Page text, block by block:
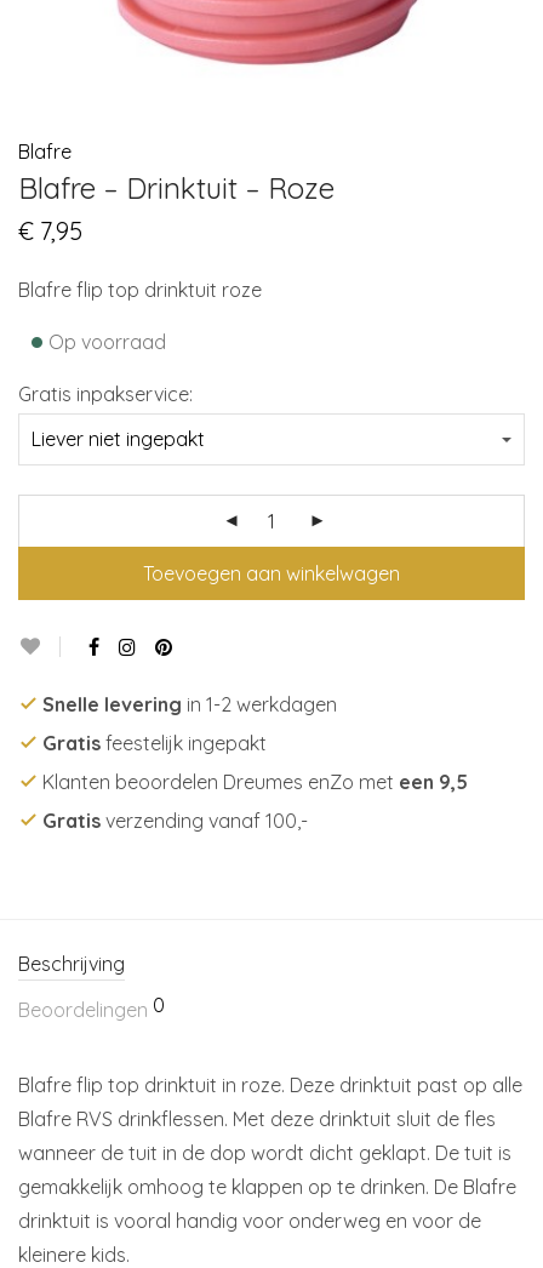
Blafre
Blafre – Drinktuit – Roze
€ 7,95
Blafre flip top drinktuit roze
• Op voorraad
Gratis inpakservice:
Toevoegen aan winkelwagen
Snelle levering in 1-2 werkdagen
Gratis feestelijk ingepakt
Klanten beoordelen Dreumes enZo met een 9,5
Gratis verzending vanaf 100,-
Beschrijving
Beoordelingen 0
Blafre flip top drinktuit in roze. Deze drinktuit past op alle
Blafre RVS drinkflessen. Met deze drinktuit sluit de fles
wanneer de tuit in de dop wordt dicht geklapt. De tuit is
gemakkelijk omhoog te klappen op te drinken. De Blafre
drinktuit is vooral handig voor onderweg en voor de
kleinere kids.